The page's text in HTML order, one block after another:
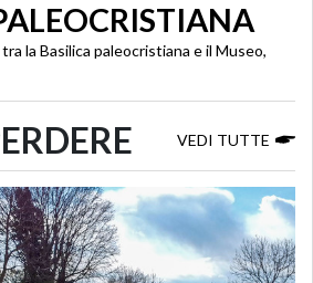
tra la Basilica paleocristiana e il Museo,
VEDI TUTTE